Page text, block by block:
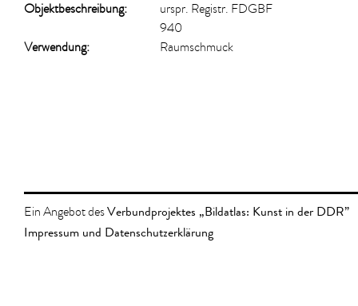
Objektbeschreibung:
urspr. Registr. FDGBF
940
Verwendung:
Raumschmuck
Ein Angebot desVerbundprojektes „Bildatlas: Kunst in der DDR”
Impressum und Datenschutzerklärung